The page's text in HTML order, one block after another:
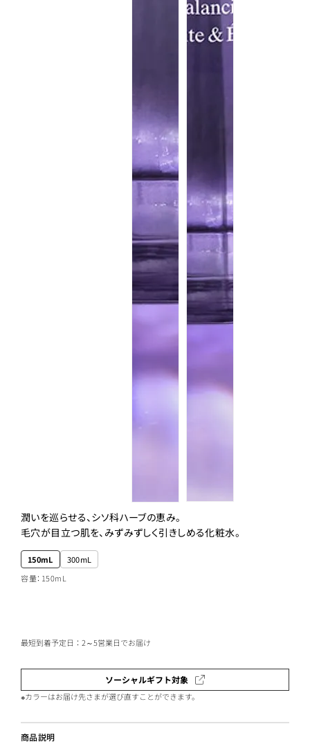
潤いを巡らせる、シソ科ハーブの恵み。
毛穴が目立つ肌を、みずみずしく引きしめる化粧水。
150mL
300mL
容量：150mL
最短到着予定日：2～5営業日でお届け
ソーシャルギフト対象
※カラーはお届け先さまが選び直すことができます。
商品説明